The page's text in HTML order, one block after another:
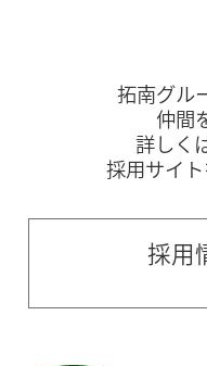
拓南グル
仲間
詳しく
採用サイト
採用